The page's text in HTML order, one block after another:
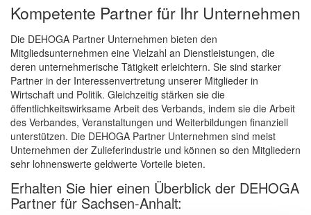
Kompetente Partner für Ihr Unternehmen
Die DEHOGA Partner Unternehmen bieten den
Mitgliedsunternehmen eine Vielzahl an Dienstleistungen, die
deren unternehmerische Tätigkeit erleichtern. Sie sind starker
Partner in der Interessenvertretung unserer Mitglieder in
Wirtschaft und Politik. Gleichzeitig stärken sie die
öffentlichkeitswirksame Arbeit des Verbands, indem sie die Arbeit
des Verbandes, Veranstaltungen und Weiterbildungen finanziell
unterstützen. Die DEHOGA Partner Unternehmen sind meist
Unternehmen der Zulieferindustrie und können so den Mitgliedern
sehr lohnenswerte geldwerte Vorteile bieten.
Erhalten Sie hier einen Überblick der DEHOGA
Partner für Sachsen-Anhalt: